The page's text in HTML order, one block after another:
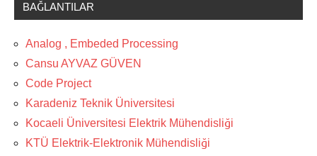
BAĞLANTILAR
Analog , Embeded Processing
Cansu AYVAZ GÜVEN
Code Project
Karadeniz Teknik Üniversitesi
Kocaeli Üniversitesi Elektrik Mühendisliği
KTÜ Elektrik-Elektronik Mühendisliği